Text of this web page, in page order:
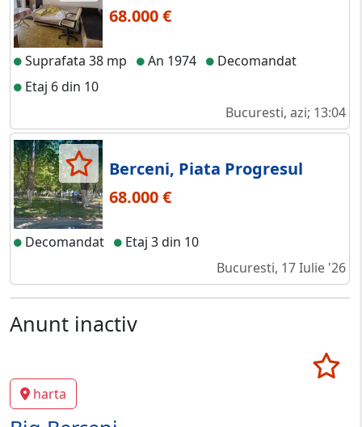
68.000 €
Suprafata 38 mp An 1974
Decomandat
Etaj 6 din 10
Bucuresti, azi; 13:04
Berceni, Piata Progresul
68.000 €
Decomandat
Etaj 3 din 10
Bucuresti, 17 Iulie '26
Anunt inactiv
harta